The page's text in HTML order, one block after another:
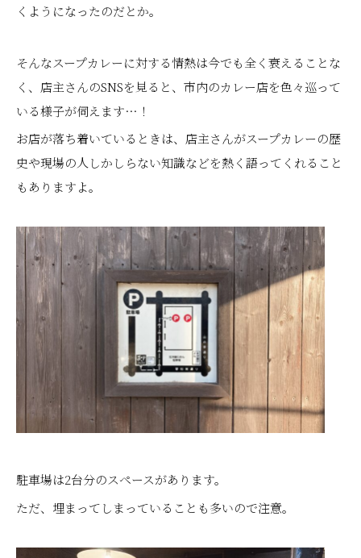
くようになったのだとか。
そんなスープカレーに対する情熱は今でも全く衰えることな
く、店主さんのSNSを見ると、市内のカレー店を色々巡って
いる様子が伺えます…！
お店が落ち着いているときは、店主さんがスープカレーの歴
史や現場の人しかしらない知識などを熱く語ってくれること
もありますよ。
駐車場は2台分のスペースがあります。
ただ、埋まってしまっていることも多いので注意。